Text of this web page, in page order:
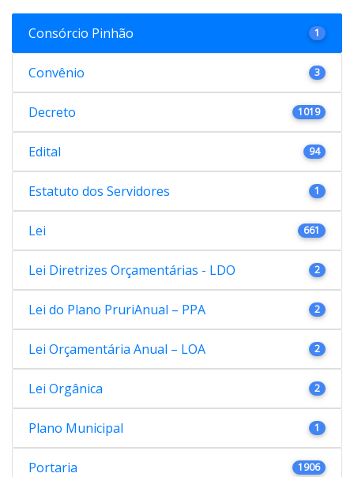
Consórcio Pinhão 1
Convênio 3
Decreto 1019
Edital 94
Estatuto dos Servidores 1
Lei 661
Lei Diretrizes Orçamentárias - LDO 2
Lei do Plano PruriAnual – PPA 2
Lei Orçamentária Anual – LOA 2
Lei Orgânica 2
Plano Municipal 1
Portaria 1906